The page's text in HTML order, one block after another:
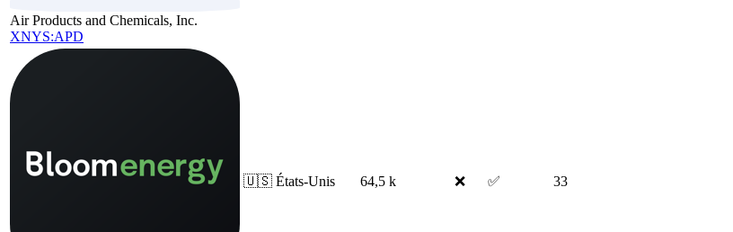
Air Products and Chemicals, Inc.
XNYS:APD
🇺🇸 États-Unis 64,5 k ❌ ✅ 33